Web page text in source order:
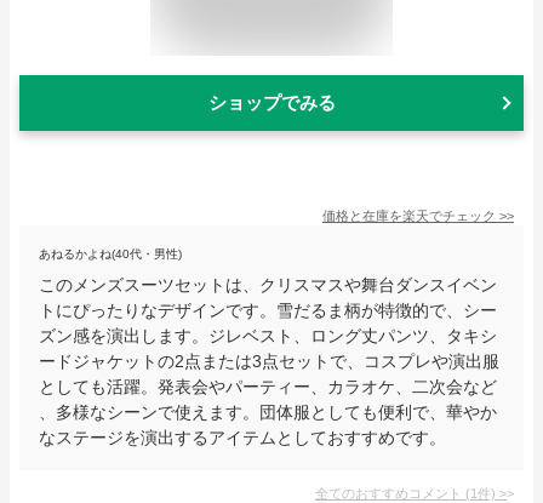
ショップでみる
価格と在庫を楽天でチェック >>
あねるかよね(40代・男性)
このメンズスーツセットは、クリスマスや舞台ダンスイベン
トにぴったりなデザインです。雪だるま柄が特徴的で、シー
ズン感を演出します。ジレベスト、ロング丈パンツ、タキシ
ードジャケットの2点または3点セットで、コスプレや演出服
としても活躍。発表会やパーティー、カラオケ、二次会など
、多様なシーンで使えます。団体服としても便利で、華やか
なステージを演出するアイテムとしておすすめです。
全てのおすすめコメント (1件) >